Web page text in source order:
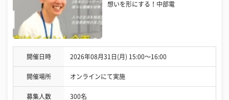
想いを形にする！中部電
開催日時 2026年08月31日(月) 15:00〜16:00
開催場所 オンラインにて実施
募集人数 300名